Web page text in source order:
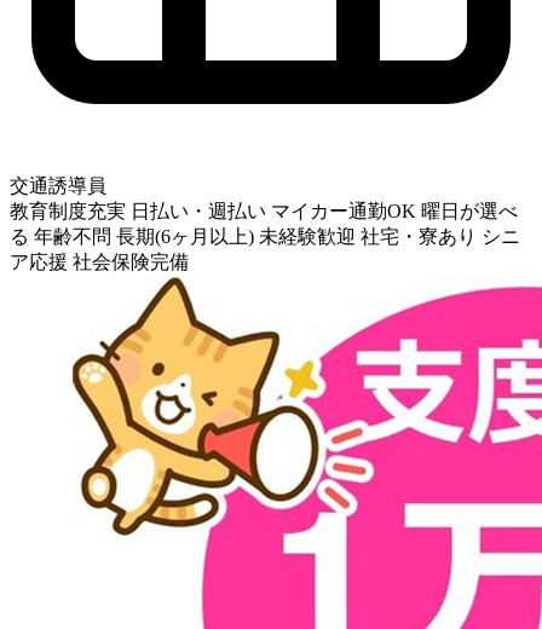
交通誘導員
教育制度充実 日払い・週払い マイカー通勤OK 曜日が選べ
る 年齢不問 長期(6ヶ月以上) 未経験歓迎 社宅・寮あり シニ
ア応援 社会保険完備